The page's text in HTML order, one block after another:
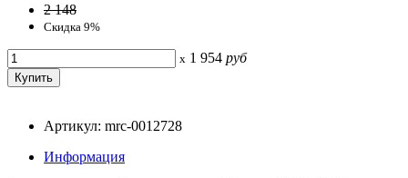
2 148
Скидка 9%
x 1 954 руб
Артикул: mrc-0012728
Информация